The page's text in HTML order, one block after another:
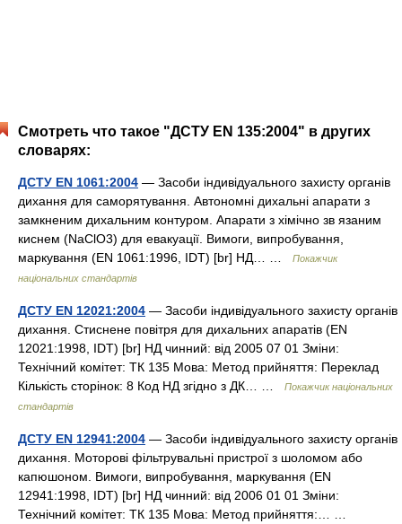
Смотреть что такое "ДСТУ EN 135:2004" в других
словарях:
ДСТУ EN 1061:2004 — Засоби індивідуального захисту органів
дихання для саморятування. Автономні дихальні апарати з
замкненим дихальним контуром. Апарати з хімічно зв язаним
киснем (NaClO3) для евакуації. Вимоги, випробування,
маркування (EN 1061:1996, IDT) [br] НД… …
Покажчик
національних стандартів
ДСТУ EN 12021:2004 — Засоби індивідуального захисту органів
дихання. Стиснене повітря для дихальних апаратів (EN
12021:1998, IDT) [br] НД чинний: від 2005 07 01 Зміни:
Технічний комітет: ТК 135 Мова: Метод прийняття: Переклад
Кількість сторінок: 8 Код НД згідно з ДК… …
Покажчик національних
стандартів
ДСТУ EN 12941:2004 — Засоби індивідуального захисту органів
дихання. Моторові фільтрувальні пристрої з шоломом або
капюшоном. Вимоги, випробування, маркування (EN
12941:1998, IDT) [br] НД чинний: від 2006 01 01 Зміни:
Технічний комітет: ТК 135 Мова: Метод прийняття:… …